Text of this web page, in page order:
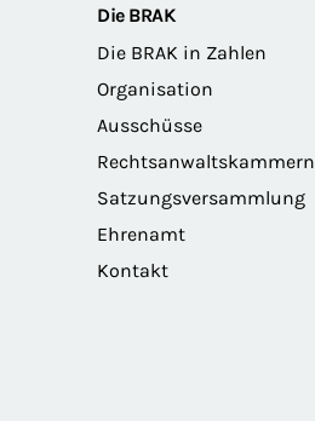
Die BRAK
Die BRAK in Zahlen
Organisation
Ausschüsse
Rechtsanwaltskammern
Satzungsversammlung
Ehrenamt
Kontakt